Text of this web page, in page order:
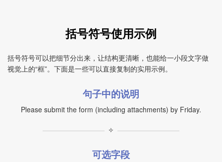
括号符号使用示例
括号符号可以把细节分出来，让结构更清晰，也能给一小段文字做
视觉上的“框”。下面是一些可以直接复制的实用示例。
句子中的说明
Please submit the form (including attachments) by Friday.
✧
可选字段